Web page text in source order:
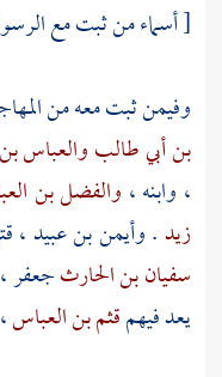
[أسماءمن ثبت مع
وفيمن ثبت معه من
بن أبي طالبوالعباس
، وابنه ، والفضل بن
زيد.وأيمن بن عبيد،
سفيان بن الحارثجعفر
يعد فيهمقثم بن العباس